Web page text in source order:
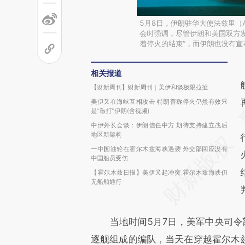
5月8日，伊朗驻华大使法兹里
会时强调，尽管伊朗和美国双方
着停火的结束”，而伊朗也没有
相关报道
【财新周刊】财新周刊｜美伊和谈极限拉扯
美伊又在海峡互相攻击 特朗普称停火仍然有效只
是“敲打”伊朗(含视频)
中伊外长会谈：伊朗信任中方 期待支持建立战后
地区新架构
一中国油轮在霍尔木兹海峡遇袭 外交部回应没有
中国船员受伤
【霍尔木兹日报】美伊又起冲突 霍尔木兹海峡仍
无船舶通行
当地时间5月7日，美军中央司令
逐舰组成的编队，当天在穿越霍尔木